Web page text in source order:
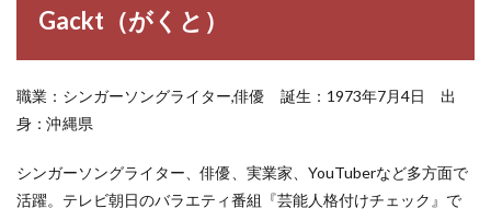
Gackt（がくと）
職業：シンガーソングライター,俳優 誕生：1973年7月4日 出
身：沖縄県
シンガーソングライター、俳優、実業家、YouTuberなど多方面で
活躍。テレビ朝日のバラエティ番組『芸能人格付けチェック』で